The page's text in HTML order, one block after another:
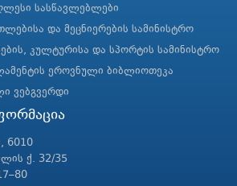
სასწავლებლები
და მეცნიერების სამინისტრო
კულტურისა და სპორტის სამინისტრო
ეროვნული ბიბლიოთეკა
ვებგვერდი
6010
ქ. 32/35